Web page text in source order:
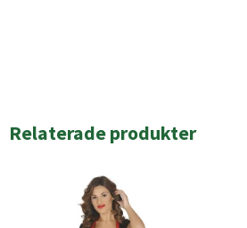
Relaterade produkter